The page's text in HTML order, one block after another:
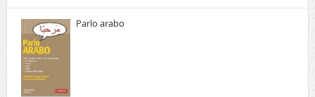
Parlo arabo